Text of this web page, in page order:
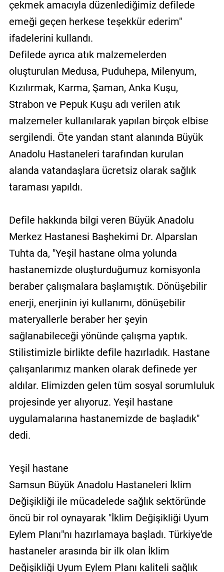
çekmek amacıyla düzenlediğimiz defilede
emeği geçen herkese teşekkür ederim"
ifadelerini kullandı.
Defilede ayrıca atık malzemelerden
oluşturulan Medusa, Puduhepa, Milenyum,
Kızılırmak, Karma, Şaman, Anka Kuşu,
Strabon ve Pepuk Kuşu adı verilen atık
malzemeler kullanılarak yapılan birçok elbise
sergilendi. Öte yandan stant alanında Büyük
Anadolu Hastaneleri tarafından kurulan
alanda vatandaşlara ücretsiz olarak sağlık
taraması yapıldı.
Defile hakkında bilgi veren Büyük Anadolu
Merkez Hastanesi Başhekimi Dr. Alparslan
Tuhta da, "Yeşil hastane olma yolunda
hastanemizde oluşturduğumuz komisyonla
beraber çalışmalara başlamıştık. Dönüşebilir
enerji, enerjinin iyi kullanımı, dönüşebilir
materyallerle beraber her şeyin
sağlanabileceği yönünde çalışma yaptık.
Stilistimizle birlikte defile hazırladık. Hastane
çalışanlarımız manken olarak definede yer
aldılar. Elimizden gelen tüm sosyal sorumluluk
projesinde yer alıyoruz. Yeşil hastane
uygulamalarına hastanemizde de başladık"
dedi.
Yeşil hastane
Samsun Büyük Anadolu Hastaneleri İklim
Değişikliği ile mücadelede sağlık sektöründe
öncü bir rol oynayarak "İklim Değişikliği Uyum
Eylem Planı"nı hazırlamaya başladı. Türkiye'de
hastaneler arasında bir ilk olan İklim
Değişikliği Uyum Eylem Planı kaliteli sağlık